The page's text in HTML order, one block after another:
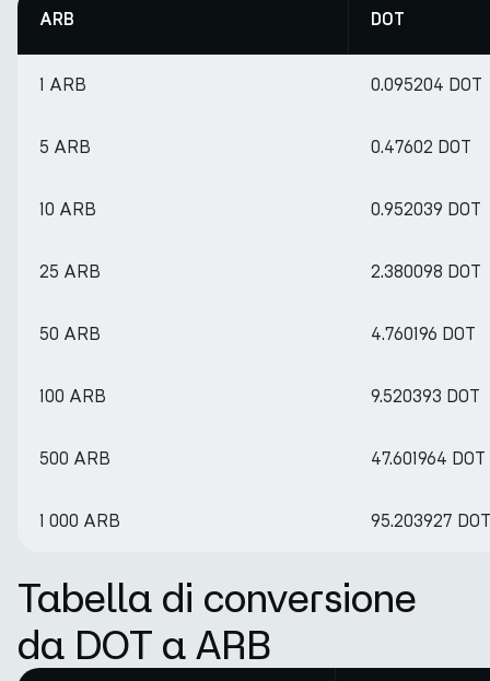
ARB DOT
1 ARB 0.095204 DOT
5 ARB 0.47602 DOT
10 ARB 0.952039 DOT
25 ARB 2.380098 DOT
50 ARB 4.760196 DOT
100 ARB 9.520393 DOT
500 ARB 47.601964 DOT
1 000 ARB 95.203927 DOT
Tabella di conversione
da DOT a ARB